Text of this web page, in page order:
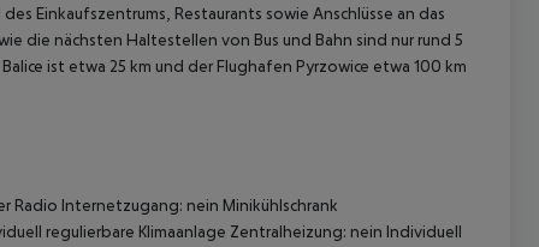
Einkaufszentrums, Restaurants sowie Anschlüsse an das
die nächsten Haltestellen von Bus und Bahn sind nur rund 5
ist etwa 25 km und der Flughafen Pyrzowice etwa 100 km
Radio Internetzugang: nein Minikühlschrank
regulierbare Klimaanlage Zentralheizung: nein Individuell